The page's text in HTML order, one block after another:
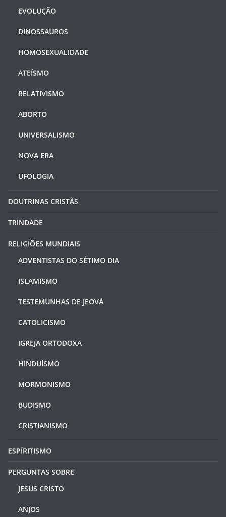
EVOLUÇÃO
DINOSSAUROS
HOMOSEXUALIDADE
ATEÍSMO
RELATIVISMO
ABORTO
UNIVERSALISMO
NOVA ERA
UFOLOGIA
DOUTRINAS CRISTÃS
TRINDADE
RELIGIÕES MUNDIAIS
ADVENTISTAS DO SÉTIMO DIA
ISLAMISMO
TESTEMUNHAS DE JEOVÁ
CATOLICISMO
IGREJA ORTODOXA
HINDUÍSMO
MORMONISMO
BUDISMO
CRISTIANISMO
ESPÍRITISMO
PERGUNTAS SOBRE
JESUS CRISTO
ANJOS